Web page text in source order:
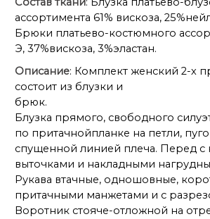
ассортимента 61% вискоза,
Брюки платьево-костюмного
Э, 37%вискоза, 3%эластан.
Описание: Комплект женский 2-х
состоит из блузки и
брюк.
Блузка прямого, свободного
по притачнойпланке на петли,
спущенной линией плеча. Перед с
выточками и накладными
Рукава втачные, одношовные,
притачными манжетами и с
Воротник стояче-отложной на